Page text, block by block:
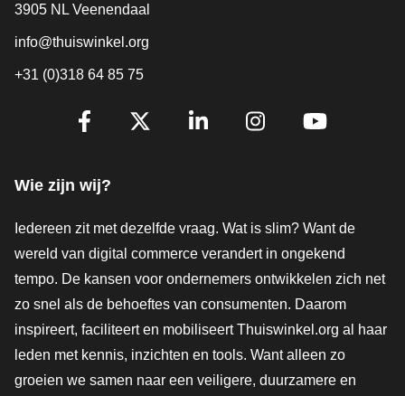
3905 NL Veenendaal
info@thuiswinkel.org
+31 (0)318 64 85 75
Volg je ons al?
Wie zijn wij?
Iedereen zit met dezelfde vraag. Wat is slim? Want de
wereld van digital commerce verandert in ongekend
tempo. De kansen voor ondernemers ontwikkelen zich net
zo snel als de behoeftes van consumenten. Daarom
inspireert, faciliteert en mobiliseert Thuiswinkel.org al haar
leden met kennis, inzichten en tools. Want alleen zo
groeien we samen naar een veiligere, duurzamere en